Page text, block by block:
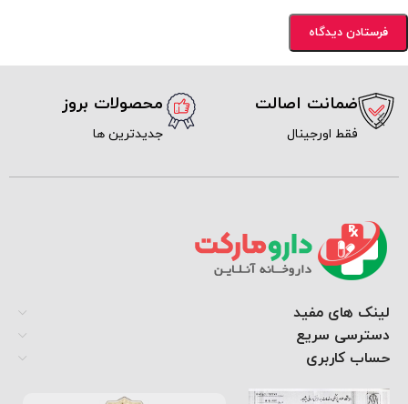
ضمانت اصالت
فقط اورجینال
محصولات بروز
جدیدترین ها
لینک های مفید
دسترسی سریع
حساب کاربری